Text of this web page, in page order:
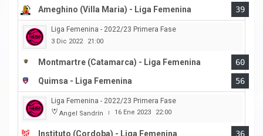
Ameghino (Villa Maria) - Liga Femenina
39
Liga Femenina - 2022/23 Primera Fase
3 Dic 2022 21:00
Montmartre (Catamarca) - Liga Femenina
60
Quimsa - Liga Femenina
56
Liga Femenina - 2022/23 Primera Fase
Angel Sandrín | 16 Ene 2023 22:00
Instituto (Cordoba) - Liga Femenina 36